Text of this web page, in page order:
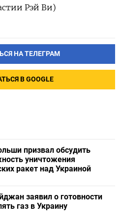
Рэй Ви)
НА ТЕЛЕГРАМ
В GOOGLE
призвал обсудить
уничтожения
ракет над Украиной
заявил о готовности
газ в Украину